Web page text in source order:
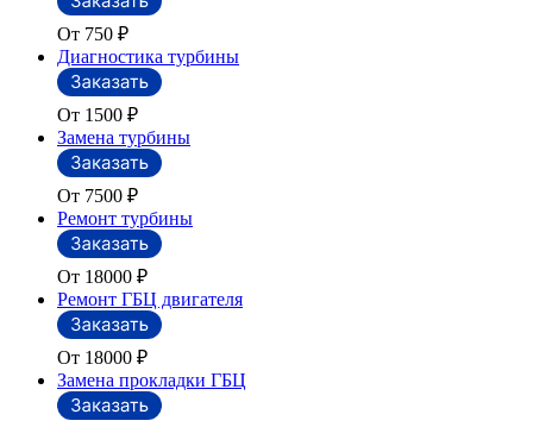
От 750 ₽
Диагностика турбины
От 1500 ₽
Замена турбины
От 7500 ₽
Ремонт турбины
От 18000 ₽
Ремонт ГБЦ двигателя
От 18000 ₽
Замена прокладки ГБЦ